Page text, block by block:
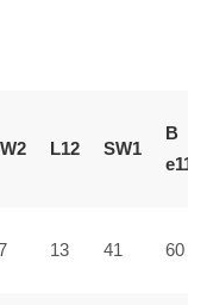
L12 SW1
В
e11
13 41 60